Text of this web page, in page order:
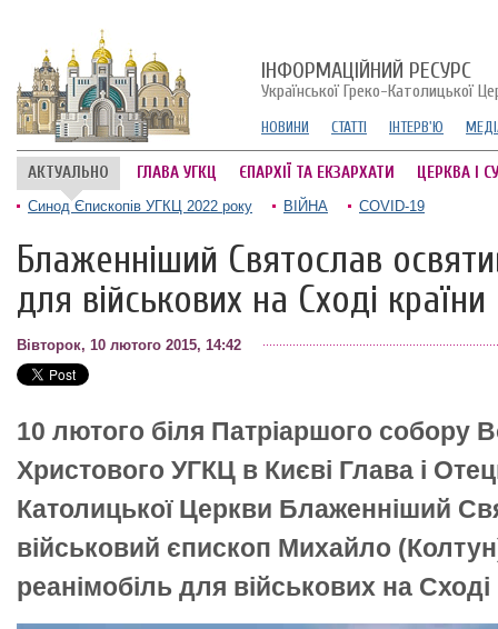
ІНФОРМАЦІЙНИЙ РЕСУРС
Української Греко-Католицької
НОВИНИ СТАТТІ ІНТЕРВ'Ю
АКТУАЛЬНО ГЛАВА УГКЦ ЄПАРХІЇ ТА ЕКЗАРХАТИ ЦЕРКВА І
Синод Єпископів УГКЦ 2022 року ВІЙНА COVID-19
Блаженніший Святослав
для військових на Сході країни
Вівторок, 10 лютого 2015, 14:42
10 лютого біля Патріаршого собору
Христового УГКЦ в Києві Глава і
Католицької Церкви Блаженніший
військовий єпископ Михайло
реанімобіль для військових на Сході